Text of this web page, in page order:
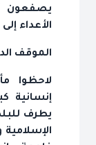
يصفعون
الأعداء
الموقف
لاحظوا
إنسانية
يطرف